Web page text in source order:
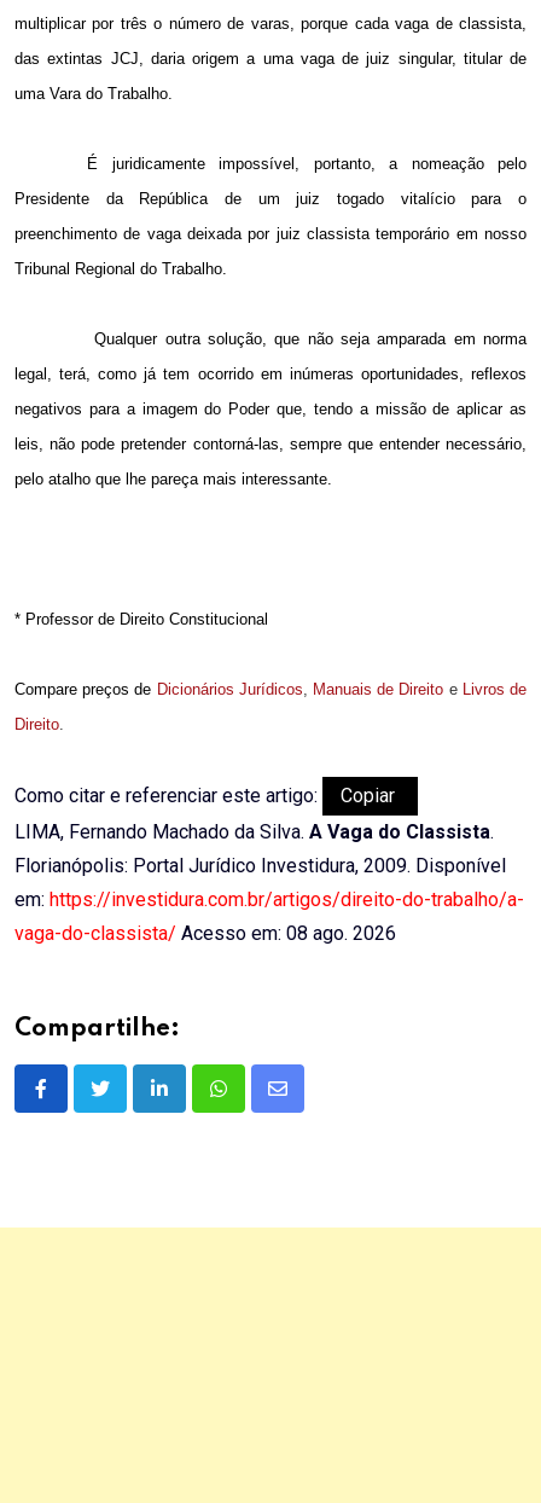
multiplicar por três o número de varas, porque cada vaga de classista,
das extintas JCJ, daria origem a uma vaga de juiz singular, titular de
uma Vara do Trabalho.
É juridicamente impossível, portanto, a nomeação pelo
Presidente da República de um juiz togado vitalício para o
preenchimento de vaga deixada por juiz classista temporário em nosso
Tribunal Regional do Trabalho.
Qualquer outra solução, que não seja amparada em norma
legal, terá, como já tem ocorrido em inúmeras oportunidades, reflexos
negativos para a imagem do Poder que, tendo a missão de aplicar as
leis, não pode pretender contorná-las, sempre que entender necessário,
pelo atalho que lhe pareça mais interessante.
* Professor de Direito Constitucional
Compare preços de Dicionários Jurídicos, Manuais de Direito e Livros de
Direito.
Como citar e referenciar este artigo:
Copiar
LIMA, Fernando Machado da Silva. A Vaga do Classista.
Florianópolis: Portal Jurídico Investidura, 2009. Disponível
em: https://investidura.com.br/artigos/direito-do-trabalho/a-
vaga-do-classista/ Acesso em: 08 ago. 2026
Compartilhe:
LinkedInWhatsappShare